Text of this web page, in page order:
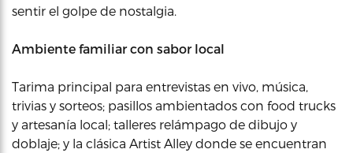
sentir el golpe de nostalgia.
Ambiente familiar con sabor local
Tarima principal para entrevistas en vivo, música,
trivias y sorteos; pasillos ambientados con food trucks
y artesanía local; talleres relámpago de dibujo y
doblaje; y la clásica Artist Alley donde se encuentran